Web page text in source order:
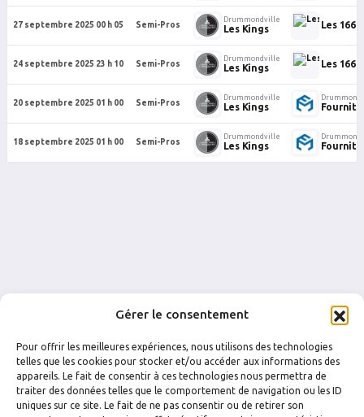
Gérer le consentement
Pour offrir les meilleures expériences, nous utilisons des technologies
telles que les cookies pour stocker et/ou accéder aux informations des
appareils. Le fait de consentir à ces technologies nous permettra de
traiter des données telles que le comportement de navigation ou les ID
uniques sur ce site. Le fait de ne pas consentir ou de retirer son
27 septembre 2025 00 h 05 Semi-Pros
Drummondville
Les Kings Les 1664
24 septembre 2025 23 h 10 Semi-Pros
Drummondville
Les Kings Les 1664
20 septembre 2025 01 h 00 Semi-Pros
Drummondville
Les Kings
18 septembre 2025 01 h 00 Semi-Pros
Drummondville
Les Kings
FACEBOOK INSTAGRAM